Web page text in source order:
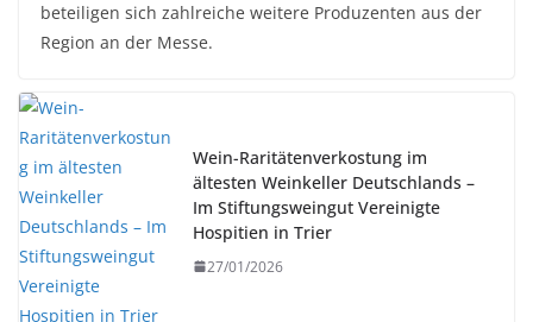
beteiligen sich zahlreiche weitere Produzenten aus der
Region an der Messe.
Wein-Raritätenverkostung im
ältesten Weinkeller Deutschlands –
Im Stiftungsweingut Vereinigte
Hospitien in Trier
27/01/2026